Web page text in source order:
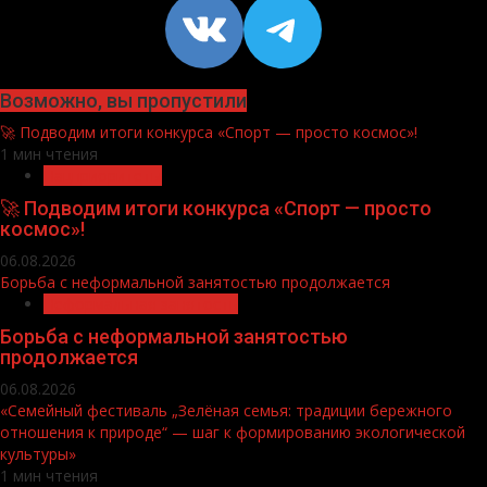
VK https://
Возможно, вы пропустили
🚀 Подводим итоги конкурса «Спорт — просто космос»!
1 мин чтения
🚀 Подводим итоги конкурса «Спорт — просто
космос»!
06.08.2026
Борьба с неформальной занятостью продолжается
Борьба с неформальной занятостью
продолжается
06.08.2026
«Семейный фестиваль „Зелёная семья: традиции бережного
отношения к природе“ — шаг к формированию экологической
культуры»
1 мин чтения